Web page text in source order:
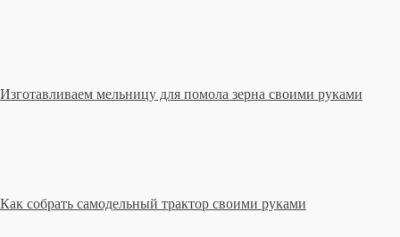
Изготавливаем мельницу для помола зерна своими руками
Как собрать самодельный трактор своими руками